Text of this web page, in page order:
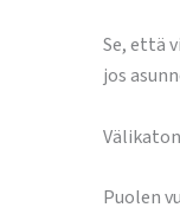
Se, että
jos
Puolen